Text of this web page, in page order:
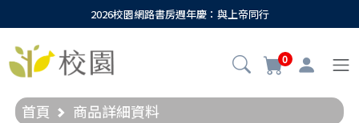
2026校園網路書房週年慶：與上帝同行
0
首頁 商品詳細資料